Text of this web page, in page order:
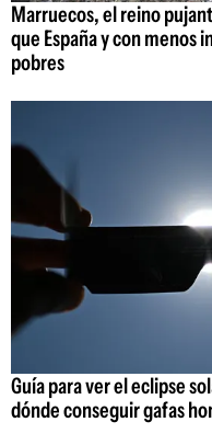
Marruecos, el reino
que España y con menos
pobres
Guía para ver el eclipse
dónde conseguir gafas